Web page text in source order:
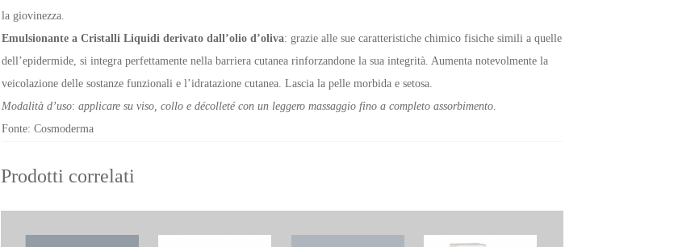
la giovinezza.
Emulsionante a Cristalli Liquidi derivato dall’olio d’oliva: grazie alle sue caratteristiche chimico fisiche simili a quelle
dell’epidermide, si integra perfettamente nella barriera cutanea rinforzandone la sua integrità. Aumenta notevolmente la
veicolazione delle sostanze funzionali e l’idratazione cutanea. Lascia la pelle morbida e setosa.
Modalità d’uso:applicare su viso, collo e décolleté con un leggero massaggio fino a completo assorbimento
Fonte: Cosmoderma
Prodotti correlati